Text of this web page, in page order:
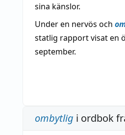
sina känslor.
Under en nervös och
statlig rapport visat en
september.
ombytlig i ordbok